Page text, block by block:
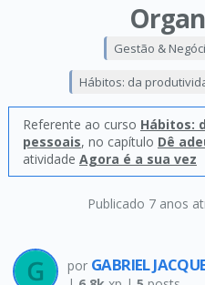
Publicado 7 anos
Gestão &
Hábitos: da
Referente ao curso Hábitos:
pessoais, no capítulo Dê
atividade Agora é a sua vez
por GABRIEL